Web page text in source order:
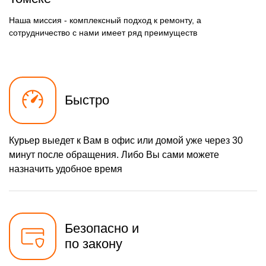
Настройка кофемашины
790 р
Ремонт мультиклапана
Комплексная
профилактика
Ремонт электромагнитного
600 р
Заказать
Замена щёток
электродвигателя
480 р
Замена трубок
300 р
Прошивка кофемашины
Чистка с разбором
кофемашины
590 р
Наша миссия - комплексный подход к ремонту, а
сотрудничество с нами имеет ряд преимуществ
Быстро
Курьер выедет к Вам в офис или домой уже через 30
минут после обращения. Либо Вы сами можете
назначить удобное время
Безопасно и
по закону